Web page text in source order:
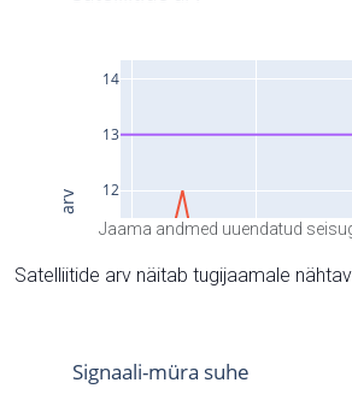
Jaama andmed uuendatud
Satelliitide arv näitab tugijaamale